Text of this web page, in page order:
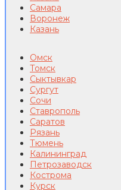
Самара
Воронеж
Казань
Омск
Томск
Сыктывкар
Сургут
Сочи
Ставрополь
Саратов
Рязань
Тюмень
Калининград
Петрозаводск
Кострома
Курск